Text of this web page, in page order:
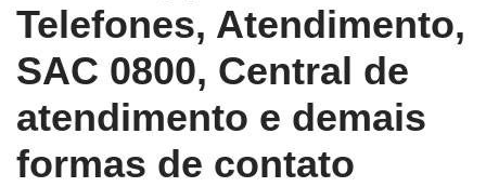
Telefones, Atendimento,
SAC 0800, Central de
atendimento e demais
formas de contato